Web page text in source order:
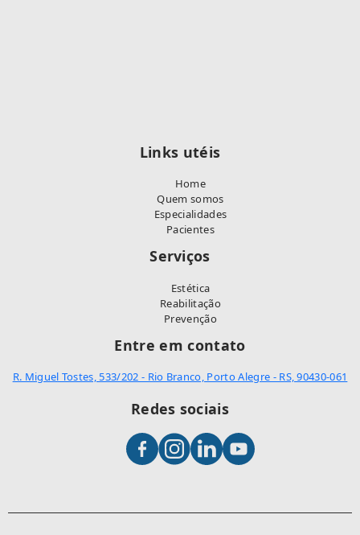
Links utéis
Home
Quem somos
Especialidades
Pacientes
Serviços
Estética
Reabilitação
Prevenção
Entre em contato
R. Miguel Tostes, 533/202 - Rio Branco, Porto Alegre - RS, 90430-061
Redes sociais